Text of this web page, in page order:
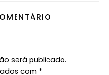
será publicado.
com *